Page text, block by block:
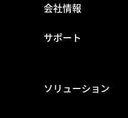
会社情報
サポート
ソリューション